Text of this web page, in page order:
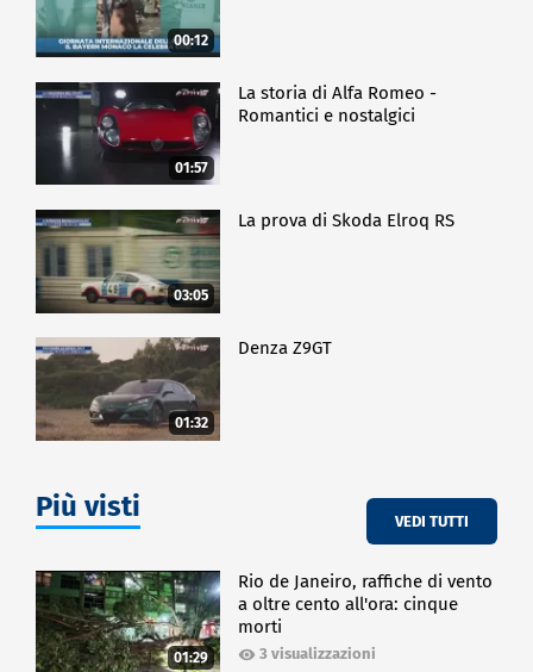
00:12
01:57
La storia di Alfa Romeo -
Romantici e nostalgici
03:05
La prova di Skoda Elroq RS
01:32
Denza Z9GT
Più visti VEDI TUTTI
01:29
Rio de Janeiro, raffiche di vento
a oltre cento all'ora: cinque
morti
3 visualizzazioni